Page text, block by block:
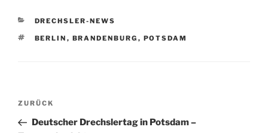
KATEGORIEN
DRECHSLER-NEWS
SCHLAGWÖRTER
BERLIN , BRANDENBURG , POTSDAM
Beitragsnavigation
Vorheriger
Beitrag
ZURÜCK
Deutscher Drechslertag in Potsdam –